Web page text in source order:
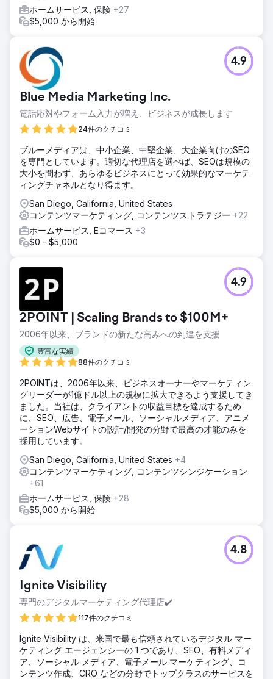
ホームサービス, 保険 +27
$5,000 から開始
Blue Media Marketing Inc.
電話応対やフォーム入力が増え、ビジネスが成長します
24件のクチコミ
4.9
ブルーメディアは、中小企業、中堅企業、大企業向けのSEO
を専門としています。適切な代理店を選べば、SEOは規模の
大小を問わず、あらゆるビジネスにとって効果的なマーケテ
ィングチャネルとなり得ます。
San Diego, California, United States
コンテンツマーケティング, コンテンツストラテジー +22
ホームサービス, Eコマース +3
$0 - $5,000
2POINT | Scaling Brands to $100M+
2006年以来、ブランドの新たな高みへの到達を支援
豊富な実績
88件のクチコミ
4.9
2POINTは、2006年以来、ビジネスオーナーやマーケティン
グリーダーが1億ドル以上の規模に拡大できるよう支援してき
ました。当社は、クライアントの収益目標を達成するため
に、SEO、広告、電子メール、ソーシャルメディア、アニメ
ーションWebサイトの設計/開発の分野で最高の才能のみを
採用しています。
San Diego, California, United States +4
コンテンツマーケティング, コンテンツシンジケーション
+61
ホームサービス, 保険 +28
$5,000 から開始
Ignite Visibility
専門のデジタルマーケティング代理店✔️
117件のクチコミ
4.8
Ignite Visibility は、米国で最も信頼されているデジタル マー
ケティング エージェンシーの 1 つであり、SEO、有料メディ
ア、ソーシャル メディア、電子メール マーケティング、コ
ンテンツ作成、CRO などの分野でトップクラスのサービスを